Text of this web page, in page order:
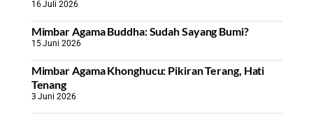
16 Juli 2026
Mimbar Agama Buddha: Sudah Sayang Bumi?
15 Juni 2026
Mimbar Agama Khonghucu: Pikiran Terang, Hati
Tenang
3 Juni 2026